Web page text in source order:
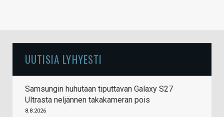
UUTISIA LYHYESTI
Samsungin huhutaan tiputtavan Galaxy S27
Ultrasta neljännen takakameran pois
8.8.2026